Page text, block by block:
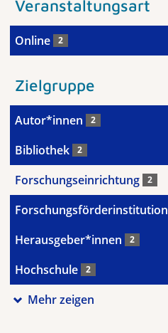
Veranstaltungsart
Online 2
Zielgruppe
Autor*innen 2
Bibliothek 2
Forschungseinrichtung 2
Forschungsförderinstitution
Herausgeber*innen 2
Hochschule 2
Mehr zeigen